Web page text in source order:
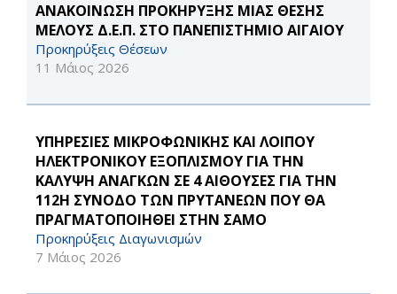
ΑΝΑΚΟΙΝΩΣΗ ΠΡΟΚΗΡΥΞΗΣ ΜΙΑΣ ΘΕΣΗΣ
ΜΕΛΟΥΣ Δ.Ε.Π. ΣΤΟ ΠΑΝΕΠΙΣΤΗΜΙΟ ΑΙΓΑΙΟΥ
Προκηρύξεις Θέσεων
11 Μάιος 2026
ΥΠΗΡΕΣΙΕΣ ΜΙΚΡΟΦΩΝΙΚΗΣ ΚΑΙ ΛΟΙΠΟΥ
ΗΛΕΚΤΡΟΝΙΚΟΥ ΕΞΟΠΛΙΣΜΟΥ ΓΙΑ ΤΗΝ
ΚΑΛΥΨΗ ΑΝΑΓΚΩΝ ΣΕ 4 ΑΙΘΟΥΣΕΣ ΓΙΑ ΤΗΝ
112Η ΣΥΝΟΔΟ ΤΩΝ ΠΡΥΤΑΝΕΩΝ ΠΟΥ ΘΑ
ΠΡΑΓΜΑΤΟΠΟΙΗΘΕΙ ΣΤΗΝ ΣΑΜΟ
Προκηρύξεις Διαγωνισμών
7 Μάιος 2026